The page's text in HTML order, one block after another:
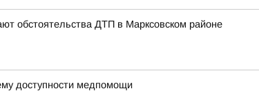
обстоятельства ДТП в Марксовском районе
доступности медпомощи